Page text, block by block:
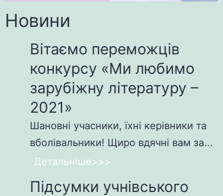
Новини
Вітаємо переможців
конкурсу «Ми любимо
зарубіжну літературу –
2021»
Шановні учасники, їхні керівники та
вболівальники! Щиро вдячні вам за...
Детальніше>>>
Підсумки учнівського